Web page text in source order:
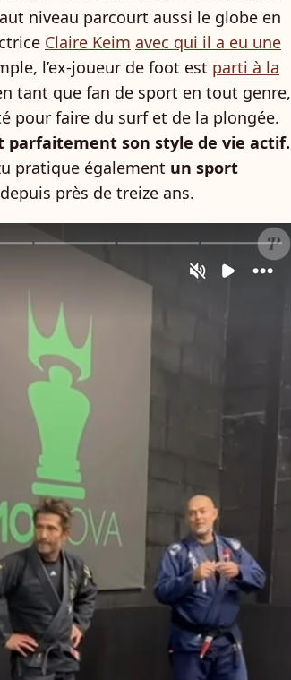
niveau parcourt aussi le globe en
Claire Keim avec qui il a eu une
l’ex-joueur de foot est parti à la
tant que fan de sport en tout genre,
pour faire du surf et de la plongée.
parfaitement son style de vie actif.
pratique également un sport
depuis près de treize ans.